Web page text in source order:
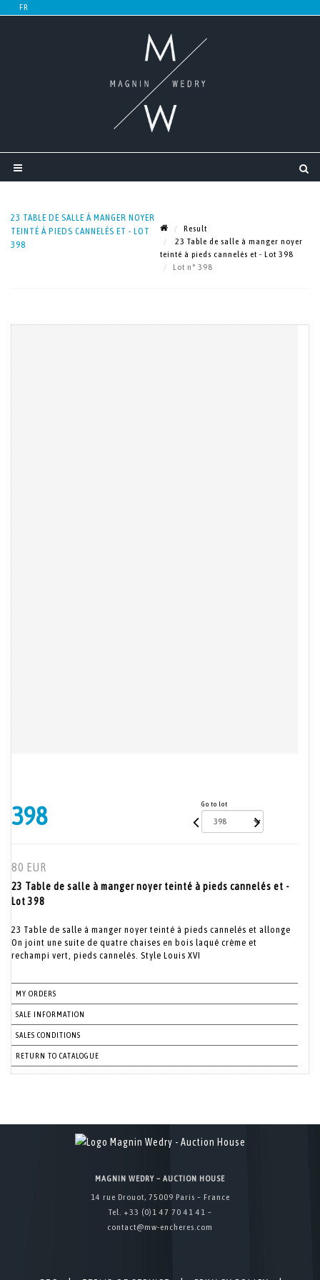
23 TABLE DE SALLE À MANGER NOYER
TEINTÉ À PIEDS CANNELÉS ET - LOT
398
Result
23 Table de salle à manger noyer
teinté à pieds cannelés et - Lot 398
Lot n° 398
398 Go to lot
80 EUR
23 Table de salle à manger noyer teinté à pieds cannelés et -
Lot 398
23 Table de salle à manger noyer teinté à pieds cannelés et allonge
On joint une suite de quatre chaises en bois laqué crème et
rechampi vert, pieds cannelés. Style Louis XVI
MY ORDERS
SALE INFORMATION
SALES CONDITIONS
RETURN TO CATALOGUE
MAGNIN WEDRY – AUCTION HOUSE
14 rue Drouot, 75009 Paris – France
Tel. +33 (0)1 47 70 41 41 –
contact@mw-encheres.com